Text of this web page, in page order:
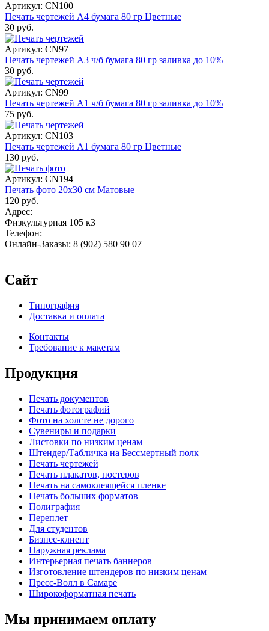
Артикул: CN100
Печать чертежей А4 бумага 80 гр Цветные
30 руб.
Артикул: CN97
Печать чертежей А3 ч/б бумага 80 гр заливка до 10%
30 руб.
Артикул: CN99
Печать чертежей А1 ч/б бумага 80 гр заливка до 10%
75 руб.
Артикул: CN103
Печать чертежей А1 бумага 80 гр Цветные
130 руб.
Артикул: CN194
Печать фото 20х30 см Матовые
120 руб.
Адрес:
Физкультурная 105 к3
Телефон:
Онлайн-Заказы: 8 (902) 580 90 07
Сайт
Типография
Доставка и оплата
Контакты
Требование к макетам
Продукция
Печать документов
Печать фотографий
Фото на холсте не дорого
Сувениры и подарки
Листовки по низким ценам
Штендер/Табличка на Бессмертный полк
Печать чертежей
Печать плакатов, постеров
Печать на самоклеящейся пленке
Печать больших форматов
Полиграфия
Переплет
Для студентов
Бизнес-клиент
Наружная реклама
Интерьерная печать баннеров
Изготовление штендеров по низким ценам
Пресс-Волл в Самаре
Широкоформатная печать
Мы принимаем оплату